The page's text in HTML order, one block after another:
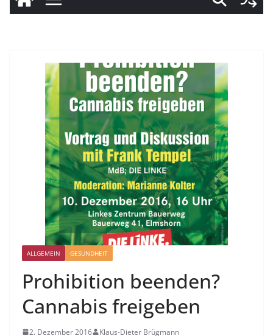
ALLGEMEIN GESUNDHEIT
Prohibition beenden?
Cannabis freigeben
2. Dezember 2016 Klaus-Dieter Brügmann